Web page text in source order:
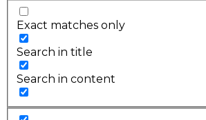
Exact matches only
Search in title
Search in content